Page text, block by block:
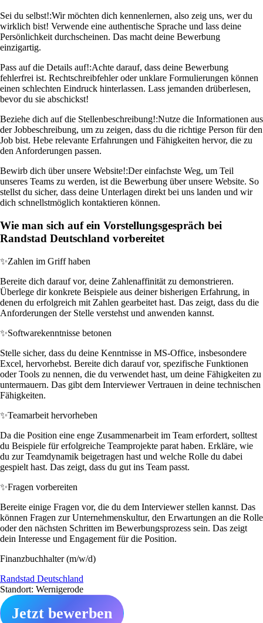
Sei du selbst!:Wir möchten dich kennenlernen, also zeig uns, wer du
wirklich bist! Verwende eine authentische Sprache und lass deine
Persönlichkeit durchscheinen. Das macht deine Bewerbung
einzigartig.
Pass auf die Details auf!:Achte darauf, dass deine Bewerbung
fehlerfrei ist. Rechtschreibfehler oder unklare Formulierungen können
einen schlechten Eindruck hinterlassen. Lass jemanden drüberlesen,
bevor du sie abschickst!
Beziehe dich auf die Stellenbeschreibung!:Nutze die Informationen aus
der Jobbeschreibung, um zu zeigen, dass du die richtige Person für den
Job bist. Hebe relevante Erfahrungen und Fähigkeiten hervor, die zu
den Anforderungen passen.
Bewirb dich über unsere Website!:Der einfachste Weg, um Teil
unseres Teams zu werden, ist die Bewerbung über unsere Website. So
stellst du sicher, dass deine Unterlagen direkt bei uns landen und wir
dich schnellstmöglich kontaktieren können.
Wie man sich auf ein Vorstellungsgespräch bei
Randstad Deutschland vorbereitet
✨Zahlen im Griff haben
Bereite dich darauf vor, deine Zahlenaffinität zu demonstrieren.
Überlege dir konkrete Beispiele aus deiner bisherigen Erfahrung, in
denen du erfolgreich mit Zahlen gearbeitet hast. Das zeigt, dass du die
Anforderungen der Stelle verstehst und anwenden kannst.
✨Softwarekenntnisse betonen
Stelle sicher, dass du deine Kenntnisse in MS-Office, insbesondere
Excel, hervorhebst. Bereite dich darauf vor, spezifische Funktionen
oder Tools zu nennen, die du verwendet hast, um deine Fähigkeiten zu
untermauern. Das gibt dem Interviewer Vertrauen in deine technischen
Fähigkeiten.
✨Teamarbeit hervorheben
Da die Position eine enge Zusammenarbeit im Team erfordert, solltest
du Beispiele für erfolgreiche Teamprojekte parat haben. Erkläre, wie
du zur Teamdynamik beigetragen hast und welche Rolle du dabei
gespielt hast. Das zeigt, dass du gut ins Team passt.
✨Fragen vorbereiten
Bereite einige Fragen vor, die du dem Interviewer stellen kannst. Das
können Fragen zur Unternehmenskultur, den Erwartungen an die Rolle
oder den nächsten Schritten im Bewerbungsprozess sein. Das zeigt
dein Interesse und Engagement für die Position.
Finanzbuchhalter (m/w/d)
Randstad Deutschland
Standort: Wernigerode
Jetzt bewerben